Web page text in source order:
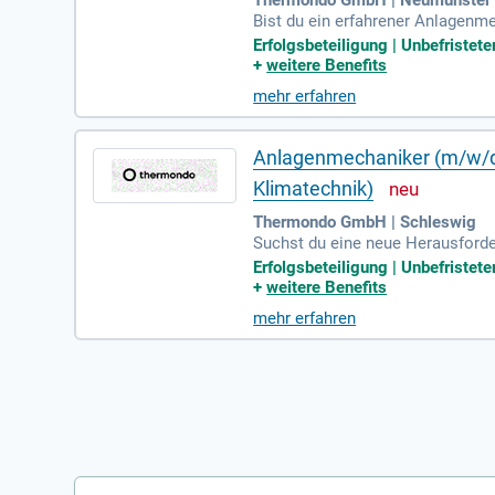
Bist du ein erfahrener
ngsbauer:innen und
Deutschkenntnisse sind
deine Gesundheit mit einer
Erfolgsbeteiligung |
+weitere Benefits
mehr erfahren
Anlagenmechaniker (m/w/
Klimatechnik)
Thermondo GmbH | Schleswig
Suchst du eine neue
Qualität und
n. Du solltest über einen
Gesundheitsangeboten. Werde
Erfolgsbeteiligung |
+weitere Benefits
mehr erfahren